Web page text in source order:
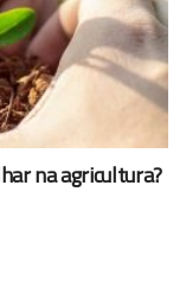
na agricultura?